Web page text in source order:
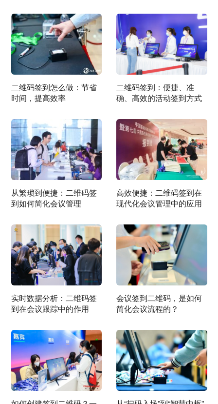
二维码签到怎么做：节省
时间，提高效率
二维码签到：便捷、准
确、高效的活动签到方式
从繁琐到便捷：二维码签
到如何简化会议管理
高效便捷：二维码签到在
现代化会议管理中的应用
实时数据分析：二维码签
到在会议跟踪中的作用
会议签到二维码，是如何
简化会议流程的？